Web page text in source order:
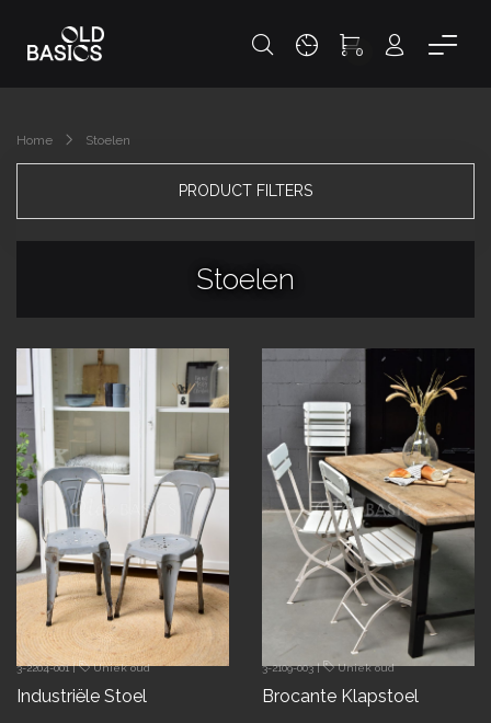
0
Home Stoelen
PRODUCT FILTERS
Stoelen
3-2204-001| Uniek oud
Industriële Stoel
3-2109-003| Uniek oud
Brocante Klapstoel